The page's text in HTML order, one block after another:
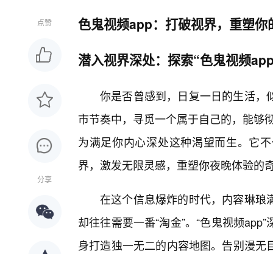
点赞
分享
色鬼视频app：打破视界，重塑你
潜入视界深处：探索“色鬼视频
你是否曾感到，日复一日的生活，
市节奏中，寻觅一个属于自己的，能够
为满足你内心深处这种渴望而生。它
界，激发无限灵感，重塑你夜晚体验的
在这个信息爆炸的时代，内容琳琅
却往往需要一番“淘金”。“色鬼视频
身打造独一无二的内容地图。告别漫